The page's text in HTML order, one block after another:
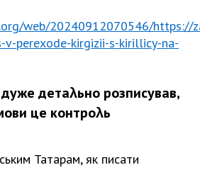
web/20240912070546/https://
v-perexode-kirgizii-s-kirillicy-na-
детаλьно розписував,
це контроλь
Татарам, як писати